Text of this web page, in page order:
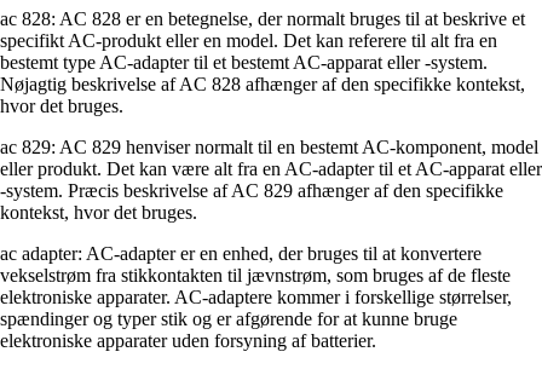
ac 828: AC 828 er en betegnelse, der normalt bruges til at beskrive et
specifikt AC-produkt eller en model. Det kan referere til alt fra en
bestemt type AC-adapter til et bestemt AC-apparat eller -system.
Nøjagtig beskrivelse af AC 828 afhænger af den specifikke kontekst,
hvor det bruges.
ac 829: AC 829 henviser normalt til en bestemt AC-komponent, model
eller produkt. Det kan være alt fra en AC-adapter til et AC-apparat eller
-system. Præcis beskrivelse af AC 829 afhænger af den specifikke
kontekst, hvor det bruges.
ac adapter: AC-adapter er en enhed, der bruges til at konvertere
vekselstrøm fra stikkontakten til jævnstrøm, som bruges af de fleste
elektroniske apparater. AC-adaptere kommer i forskellige størrelser,
spændinger og typer stik og er afgørende for at kunne bruge
elektroniske apparater uden forsyning af batterier.